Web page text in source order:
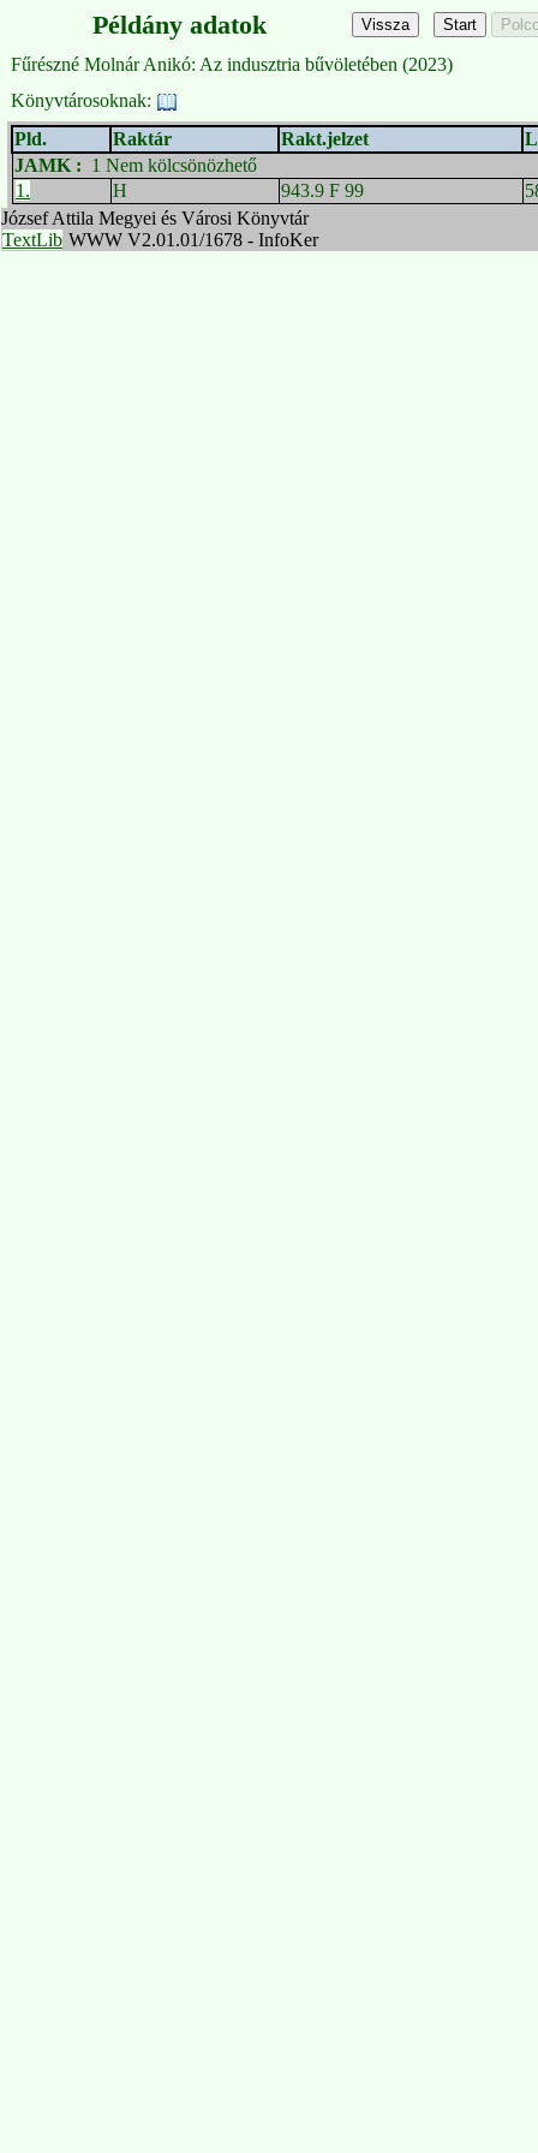
Példány adatok
Fűrészné Molnár Anikó: Az indusztria bűvöletében (2023)
Könyvtárosoknak:
Pld.
Raktár Rakt.jelzet
JAMK : 1 Nem kölcsönözhető
1.
H 943.9 F 99
József Attila Megyei és Városi Könyvtár
TextLib WWW V2.01.01/1678 - InfoKer